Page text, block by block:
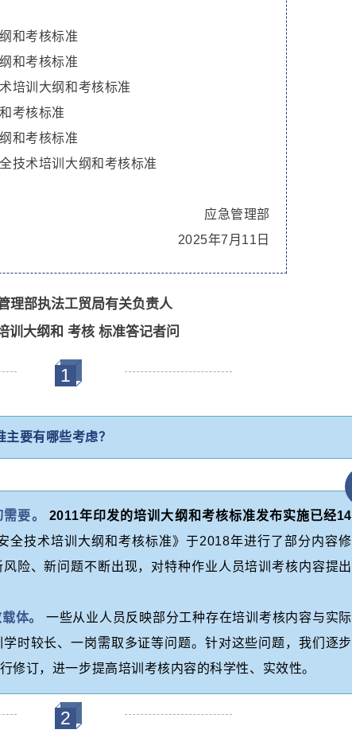
和考核标准
和考核标准
培训大纲和考核标准
考核标准
和考核标准
技术培训大纲和考核标准
应急管理部
2025年7月11日
理部执法工贸局有关负责人
训大纲和 考核 标准答记者问
1
要有哪些考虑？
要。 2011年印发的培训大纲和考核标准发布实施已经14
全技术培训大纲和考核标准》于2018年进行了部分内容修
险、新问题不断出现，对特种作业人员培训考核内容提出
体。 一些从业人员反映部分工种存在培训考核内容与实际
时较长、一岗需取多证等问题。针对这些问题，我们逐步
修订，进一步提高培训考核内容的科学性、实效性。
2